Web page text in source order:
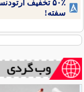
۵۰٪ تخفیف
سفته!